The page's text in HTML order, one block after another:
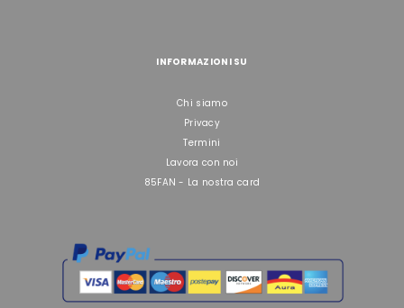
INFORMAZIONI SU
Chi siamo
Privacy
Termini
Lavora con noi
85FAN - La nostra card